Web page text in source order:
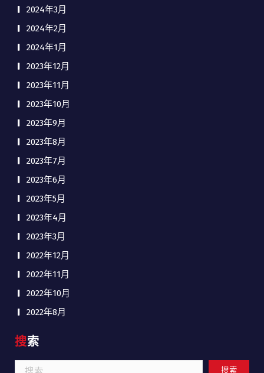
2024年3月
2024年2月
2024年1月
2023年12月
2023年11月
2023年10月
2023年9月
2023年8月
2023年7月
2023年6月
2023年5月
2023年4月
2023年3月
2022年12月
2022年11月
2022年10月
2022年8月
搜索